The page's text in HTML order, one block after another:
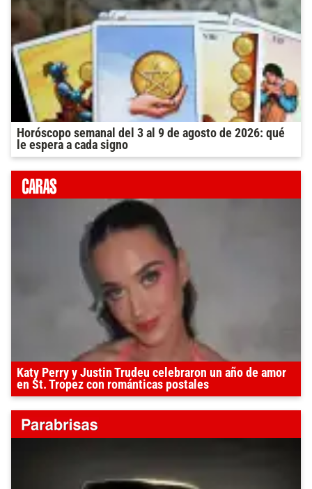
Horóscopo semanal del 3 al 9 de agosto de 2026: qué
le espera a cada signo
Katy Perry y Justin Trudeu celebraron un año de amor
en St. Tropez con románticas postales